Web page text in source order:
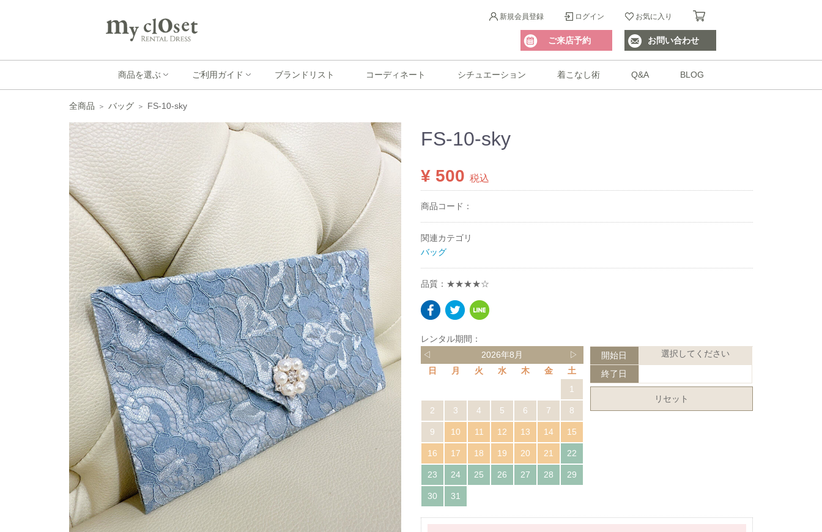
新規会員登録 ログイン お気に入り
ご来店予約 お問い合わせ
商品を選ぶ ご利用ガイド ブランドリスト コーディネート シチュエーション 着こなし術 Q&A BLOG
全商品 バッグ FS-10-sky
FS-10-sky
¥ 500 税込
商品コード：
関連カテゴリ
バッグ
品質：★★★★☆
レンタル期間：
◁
2026年8月
▷
日
月 火 水 木 金
土
1
2 3 4 5 6 7 8
9 10 11 12 13 14 15
16 17 18 19 20 21 22
23 24 25 26 27 28 29
30 31
開始日 選択してください
終了日
リセット